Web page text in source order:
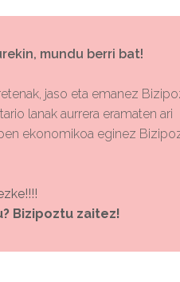
mundu berri bat!
jaso eta emanez
lanak aurrera eramaten ari
ekonomikoa eginez
Bizipoztu zaitez!